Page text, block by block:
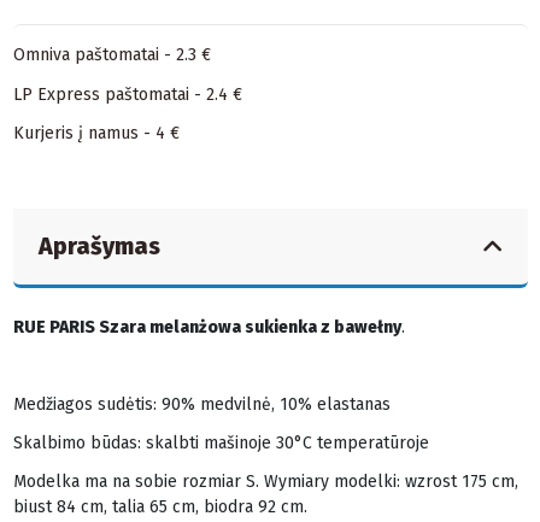
Omniva paštomatai - 2.3 €
LP Express paštomatai - 2.4 €
Kurjeris į namus - 4 €
Aprašymas
RUE PARIS Szara melanżowa sukienka z bawełny.
Medžiagos sudėtis: 90% medvilnė, 10% elastanas
Skalbimo būdas: skalbti mašinoje 30°C temperatūroje
Modelka ma na sobie rozmiar S. Wymiary modelki: wzrost 175 cm,
biust 84 cm, talia 65 cm, biodra 92 cm.